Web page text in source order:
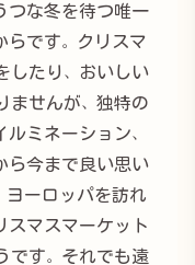
つな冬を待つ唯一
らです。クリスマ
したり、おいしい
ませんが、独特の
ミネーション、
ら今まで良い思い
ヨーロッパを訪れ
スマスマーケット
です。それでも遠